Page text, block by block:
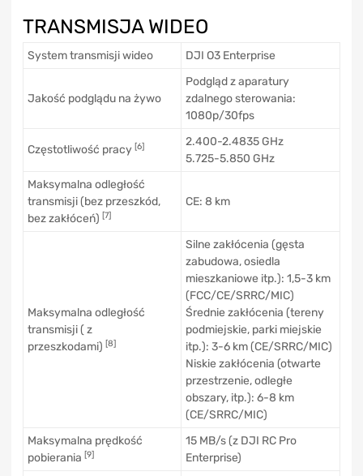
TRANSMISJA WIDEO
System transmisji wideo DJI O3 Enterprise
Jakość podglądu na żywo
Podgląd z aparatury
zdalnego sterowania:
1080p/30fps
Częstotliwość pracy [6]
2.400-2.4835 GHz
5.725-5.850 GHz
Maksymalna odległość
transmisji (bez przeszkód,
bez zakłóceń) [7]
CE: 8 km
Maksymalna odległość
transmisji ( z
przeszkodami) [8]
Silne zakłócenia (gęsta
zabudowa, osiedla
mieszkaniowe itp.): 1,5-3 km
(FCC/CE/SRRC/MIC)
Średnie zakłócenia (tereny
podmiejskie, parki miejskie
itp.): 3-6 km (CE/SRRC/MIC)
Niskie zakłócenia (otwarte
przestrzenie, odległe
obszary, itp.): 6-8 km
(CE/SRRC/MIC)
Maksymalna prędkość
pobierania [9]
15 MB/s (z DJI RC Pro
Enterprise)